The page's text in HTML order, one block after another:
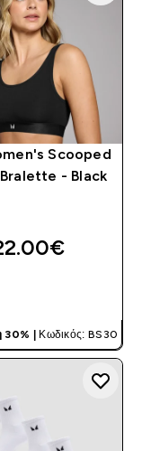
Scooped
- Black
| Κωδικός: BS30